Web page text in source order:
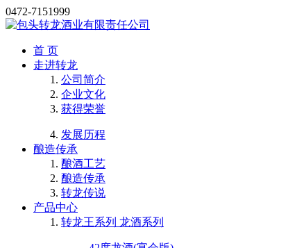
0472-7151999
首 页
走进转龙
公司简介
企业文化
获得荣誉
发展历程
酿造传承
酿酒工艺
酿造传承
转龙传说
产品中心
转龙王系列 龙酒系列